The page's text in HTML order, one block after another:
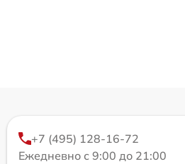
+7 (495) 128-16-72
Ежедневно с 9:00 до 21:00